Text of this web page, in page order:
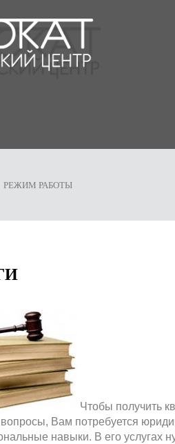
РЕЖИМ РАБОТЫ
Чтобы получить
Вам потребуется
навыки. В его услугах